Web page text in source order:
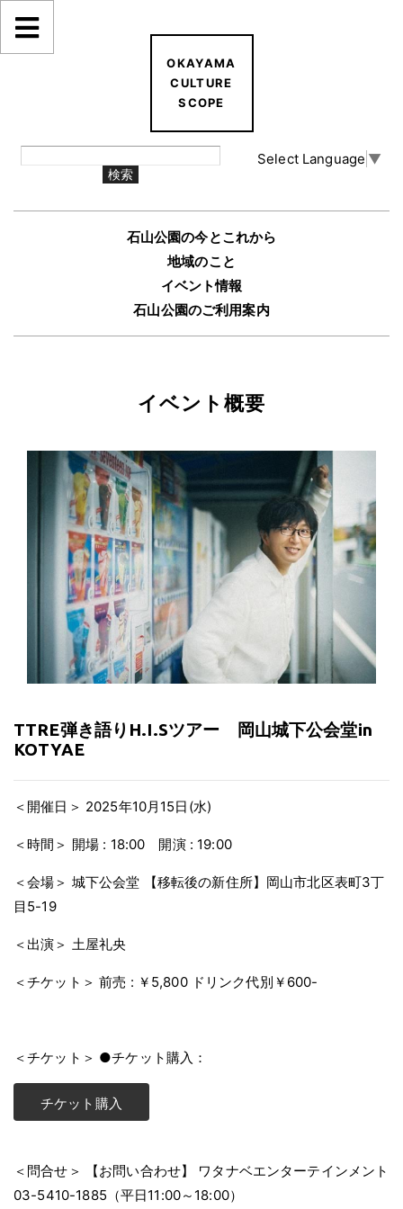
OKAYAMA
CULTURE
SCOPE
Select Language ▼
石山公園の今とこれから
地域のこと
イベント情報
石山公園のご利用案内
イベント概要
TTRE弾き語りH.I.Sツアー 岡山城下公会堂in
KOTYAE
＜開催日＞ 2025年10月15日(水)
＜時間＞ 開場 : 18:00 開演 : 19:00
＜会場＞ 城下公会堂 【移転後の新住所】岡山市北区表町3丁
目5-19
＜出演＞ 土屋礼央
＜チケット＞ 前売 : ￥5,800ドリンク代別￥600-
＜チケット＞ ●チケット購入：
チケット購入
＜問合せ＞ 【お問い合わせ】
ワタナベエンターテインメント
03-5410-1885（平日11:00～18:00）